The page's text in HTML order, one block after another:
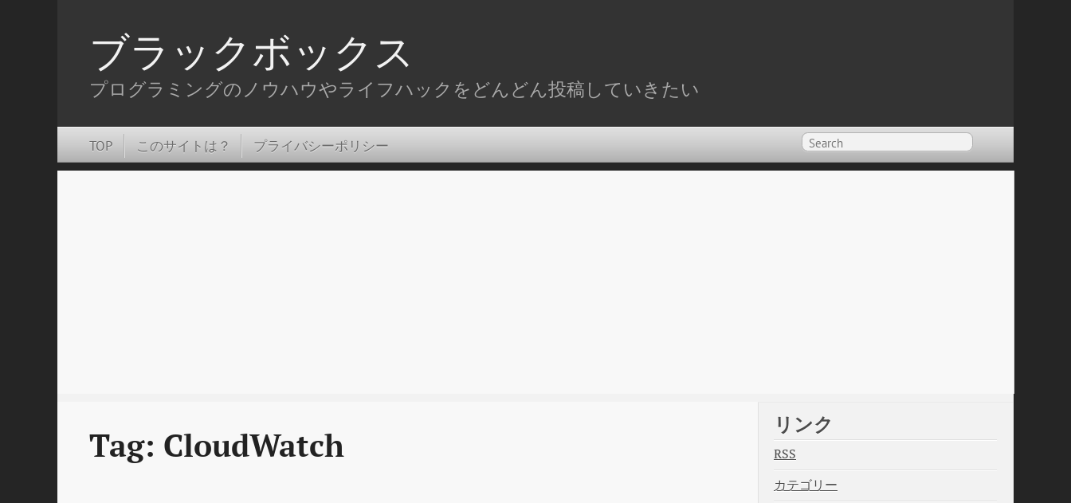
ブラックボックス
プログラミングのノウハウやライフハックをどんどん投稿していきたい
TOP このサイトは？ プライバシーポリシー
Tag: CloudWatch
リンク
RSS
カテゴリー